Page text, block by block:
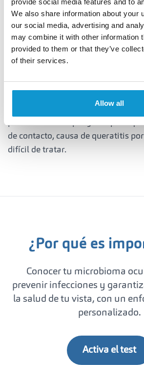
provide social media features and to
We also share information about your
our social media, advertising and
may combine it with other information
provided to them or that they’ve
of their services.
Allow all
pneumoniae, responsables de
como blefaritis, conjuntivitis y
Virus:adenovirus y herpes
frecuentes de infecciones virales
Protozoos / parásitos:
de contacto, causa de queratitis
difícil de tratar.
¿Por qué es
Conocer tu microbioma
prevenir infecciones y
la salud de tu vista, con un
personalizado.
Activa el test